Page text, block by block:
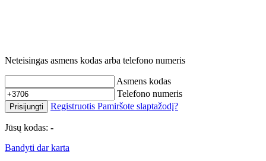
Neteisingas asmens kodas arba telefono numeris
Asmens kodas
Telefono numeris
Prisijungti Registruotis Pamiršote slaptažodį?
Jūsų kodas: -
Bandyti dar karta